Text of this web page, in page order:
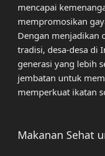
mencapai
mempromosikan
Dengan menjadikan
tradisi, desa-desa di
generasi yang lebih
jembatan untuk
memperkuat ikatan
Makanan Sehat